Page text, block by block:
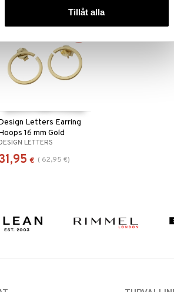
Tillåt alla
Letters Earring
16 mm Gold
LETTERS
€ ( 62,95 €)
-49%